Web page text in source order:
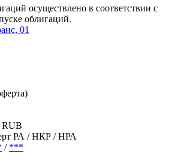
осуществлено в соответствии с
облигаций.
01
RUB
РА / НКР / НРА
/ ***